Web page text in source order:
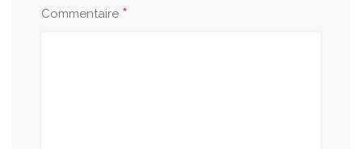
Commentaire *